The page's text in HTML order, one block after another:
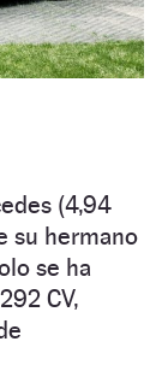
(4,94
su hermano
se ha
CV,